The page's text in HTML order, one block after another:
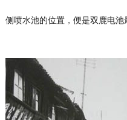
侧喷水池的位置，便是双鹿电池